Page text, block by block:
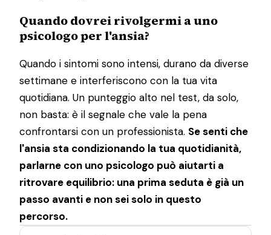
Quando dovrei rivolgermi a uno
psicologo per l'ansia?
Quando i sintomi sono intensi, durano da diverse
settimane e interferiscono con la tua vita
quotidiana. Un punteggio alto nel test, da solo,
non basta: è il segnale che vale la pena
confrontarsi con un professionista. Se senti che
l'ansia sta condizionando la tua quotidianità,
parlarne con uno psicologo può aiutarti a
ritrovare equilibrio: una prima seduta è già un
passo avanti e non sei solo in questo
percorso.